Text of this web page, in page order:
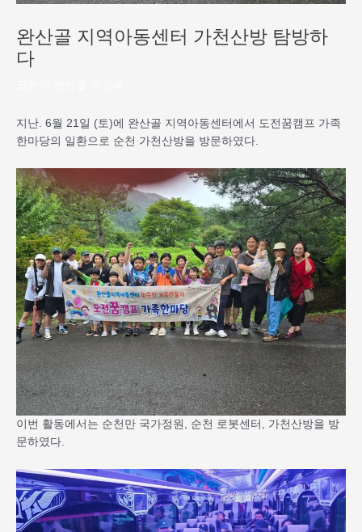
완산골 지역아동센터 가천산방 탐방하
다
지난. 6월 21일 (토)에 완산골 지역아동센터에서 도전꿈캠프 가족
한마당의 일환으로 순천 가천산방을 방문하였다.
이번 활동에서는 순천만 국가정원, 순천 로봇센터, 가천산방을 방
문하였다.